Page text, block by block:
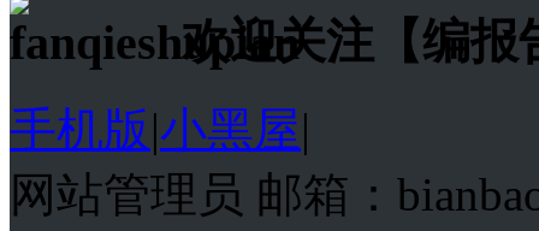
欢迎关注【编报
手机版|小黑屋|
网站管理员 邮箱：